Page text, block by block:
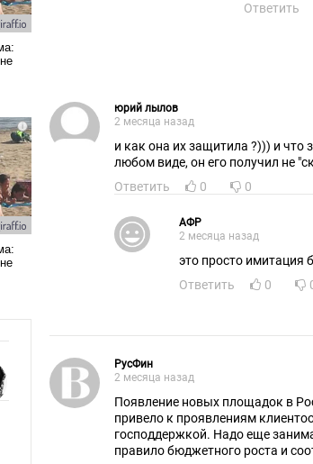
Ответить
юрий лылов
2 месяца назад
и как она их защитила ?))) и что
любом виде, он его получил не
Ответить
0 0
АФР
2 месяца назад
это просто имитация
Ответить
0
РусФин
2 месяца назад
Появление новых площадок в
привело к проявлениям
господдержкой. Надо еще
правило бюджетного роста и